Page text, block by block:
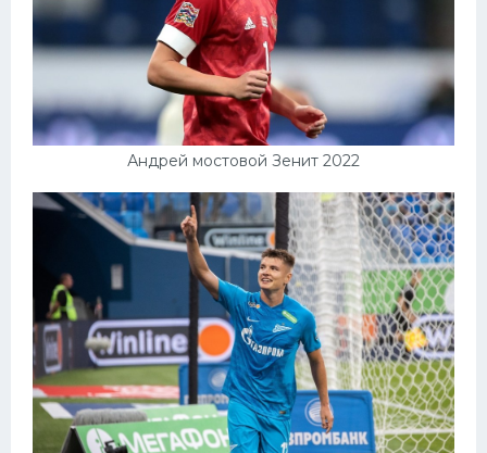
Андрей мостовой Зенит 2022